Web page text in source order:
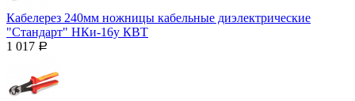
Кабелерез 240мм ножницы кабельные диэлектрические
"Стандарт" НКи-16у КВТ
1 017 Р